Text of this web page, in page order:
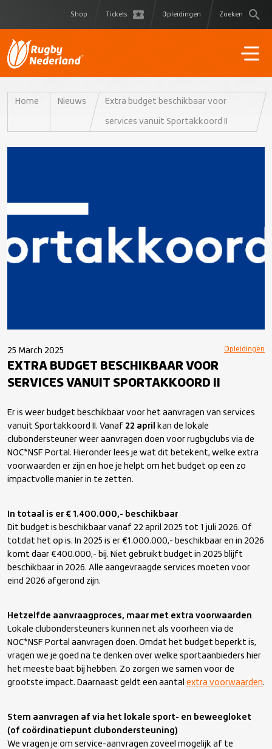
Shop Tickets Opleidingen Zoeken
Home Nieuws Extra budget beschikbaar voor
services vanuit Sportakkoord II
25 March 2025 Opleidingen
EXTRA BUDGET BESCHIKBAAR VOOR
SERVICES VANUIT SPORTAKKOORD II
Er is weer budget beschikbaar voor het aanvragen van services
vanuit Sportakkoord II. Vanaf 22 april
kan de lokale
clubondersteuner weer aanvragen doen voor rugbyclubs via de
NOC*NSF Portal. Hieronder lees je wat dit betekent, welke extra
voorwaarden er zijn en hoe je helpt om het budget op een zo
impactvolle manier in te zetten.
In totaal is er € 1.400.000,- beschikbaar
Dit budget is beschikbaar vanaf 22 april 2025 tot 1 juli 2026. Of
totdat het op is. In 2025 is er €1.000.000,- beschikbaar en in 2026
komt daar €400.000,- bij. Niet gebruikt budget in 2025 blijft
beschikbaar in 2026. Alle aangevraagde services moeten voor
eind 2026 afgerond zijn.
Hetzelfde aanvraagproces, maar met extra voorwaarden
Lokale clubondersteuners kunnen net als voorheen via de
NOC*NSF Portal aanvragen doen. Omdat het budget beperkt is,
vragen we je goed na te denken over welke sportaanbieders hier
het meeste baat bij hebben. Zo zorgen we samen voor de
grootste impact. Daarnaast geldt een aantal extra voorwaarden.
Stem aanvragen af via het lokale sport- en beweegloket
(of coördinatiepunt clubondersteuning)
We vragen je om service-aanvragen zoveel mogelijk af te